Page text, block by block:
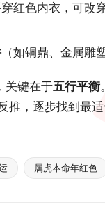
红色内衣，可改
（如铜鼎、金属雕
关键在于五行平衡
，逐步找到最适
属虎本命年红色